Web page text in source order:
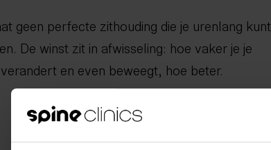
geen perfecte zithouding die je urenlang kunt
De winst zit in afwisseling: hoe vaker je je
en even beweegt, hoe beter.